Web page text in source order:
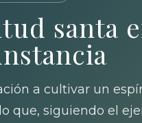
santa
a cultivar un
que, siguiendo el